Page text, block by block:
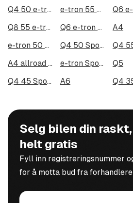
Q4 50 e-tron quattro
e-tron 55 quattro Q6
Q8 55 e-tron quattro
Q6 e-tron quattro A4
e-tron 50 quattro
Q4 50 Sportback e-tron quattro
A4 allroad quattro
e-tron Sportback 55 quattro Q5
Q4 45 Sportback e-tron quattro
A6
Selg bilen din
helt gratis
Fyll inn registreringsnummer
for å motta bud fra forhandlere